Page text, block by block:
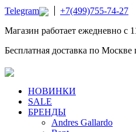
Telegram
+7(499)755-74-27
Магазин работает ежедневно с
Бесплатная доставка по
НОВИНКИ
SALE
БРЕНДЫ
Andres Gallardo